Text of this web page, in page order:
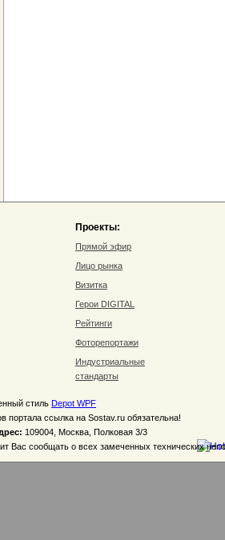
Проекты:
Прямой эфир
Лицо рынка
Визитка
Герои DIGITAL
Рейтинги
Фоторепортажи
Индустриальные
стандарты
стиль Depot WPF
портала ссылка на Sostav.ru обязательна!
109004, Москва, Полковая 3/3
Вас сообщать о всех замеченных технических